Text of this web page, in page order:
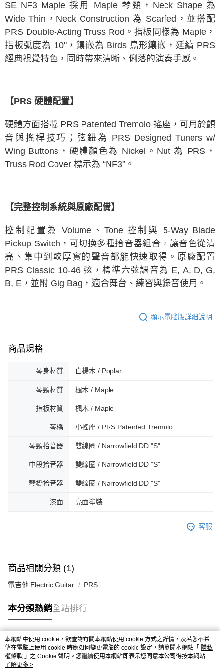
SE NF3 Maple 採用 Maple 琴頸，Neck Shape 為
Wide Thin，Neck Construction 為 Scarfed，並搭配
PRS Double-Acting Truss Rod。指板同樣為 Maple，
指板弧度為 10"，鑲嵌為 Birds 鳥形鑲嵌，延續 PRS
經典視覺特色，同時帶來清晰、俐落的演奏手感。
【PRS 硬體配置】
硬體方面搭載 PRS Patented Tremolo 搖座，可用於顫
音與搖桿技巧；弦鈕為 PRS Designed Tuners w/
Wing Buttons，硬體顏色為 Nickel。Nut 為 PRS，
Truss Rod Cover 標示為 “NF3”。
【完整控制系統與原廠配備】
控制配置為 Volume、Tone 控制與 5-Way Blade
Pickup Switch，可切換多種拾音器組合，讓音色從清
亮、集中到較厚實的聲音都能快速取得。原廠配置
PRS Classic 10-46 弦，標準六弦調音為 E, A, D, G,
B, E，並附 Gig Bag，適合舞台、練習與錄音使用。
顯示電腦版詳細說明
商品規格
琴身材質 白楊木 / Poplar
琴頸材質 楓木 / Maple
指板材質 楓木 / Maple
琴橋 小搖座 / PRS Patented Tremolo
琴頸拾音器 雙線圈 / Narrowfield DD "S"
中段拾音器 雙線圈 / Narrowfield DD "S"
琴橋拾音器 雙線圈 / Narrowfield DD "S"
漆面 亮面塗裝
客服
商品相關分類 (1)
電吉他 Electric Guitar PRS
本分類熱銷全站排行
熱門標籤
本網站中使用 cookie，欲查詢有關本網站使用 cookie 方式之詳情，及若您不希
望在電腦上使用 cookie 時應如何變更電腦的 cookie 設定，請參閱本網站「 隱私
權條款 」之 Cookie 聲明。您繼續使用本網站即表示您同意本公司得按本網站使
用條款之 Cookie 聲明使用 cookie。
了解更多 >